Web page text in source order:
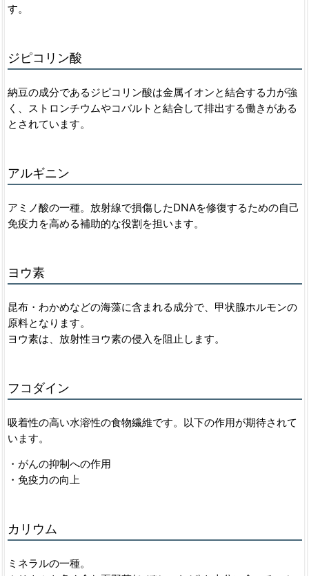
す。
ジピコリン酸
納豆の成分であるジピコリン酸は金属イオンと結合する力が強
く、ストロンチウムやコバルトと結合して排出する働きがある
とされています。
アルギニン
アミノ酸の一種。放射線で損傷したDNAを修復するための自己
免疫力を高める補助的な役割を担います。
ヨウ素
昆布・わかめなどの海藻に含まれる成分で、甲状腺ホルモンの
原料となります。
ヨウ素は、放射性ヨウ素の侵入を阻止します。
フコダイン
吸着性の高い水溶性の食物繊維です。以下の作用が期待されて
います。
・がんの抑制への作用
・免疫力の向上
カリウム
ミネラルの一種。